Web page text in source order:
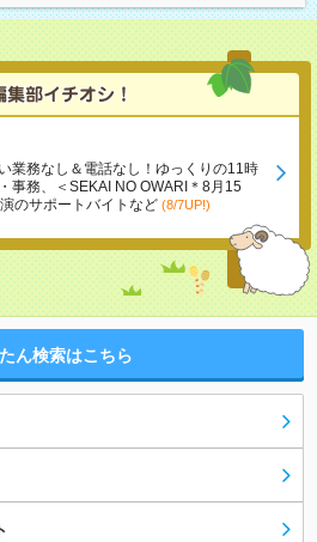
業務なし＆電話なし！ゆっくりの11時
事務、＜SEKAI NO OWARI＊8月15
のサポートバイトなど (8/7UP!)
ん検索はこちら